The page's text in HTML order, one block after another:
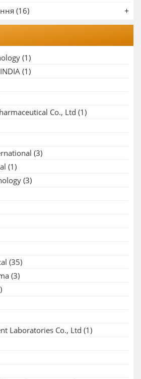
(16)
(1)
(1)
Co., Ltd (1)
(3)
(1)
(3)
(35)
(3)
Laboratories Co., Ltd (1)